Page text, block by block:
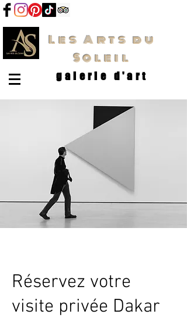
Les Arts du
Soleil
galerie d'art
Réservez votre
visite privée Dakar